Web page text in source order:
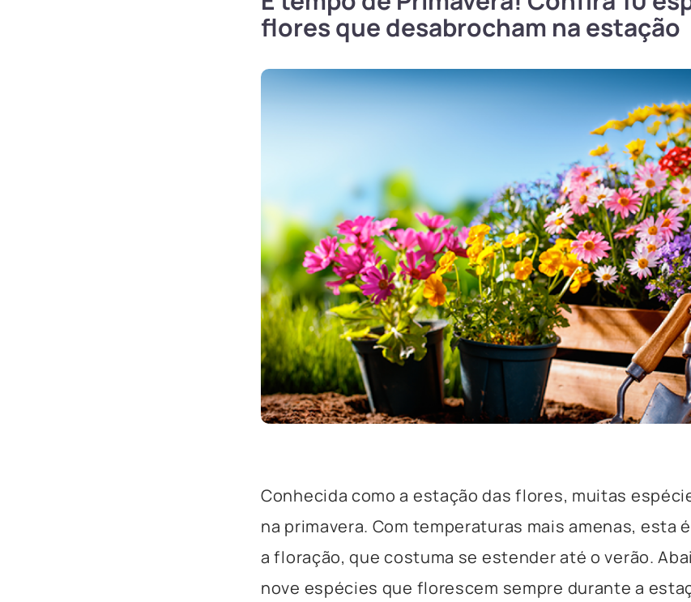
flores que desabrocham na estação
Conhecida como a estação das flores, muitas
na primavera. Com temperaturas mais amenas, esta
a floração, que costuma se estender até o verão.
nove espécies que florescem sempre durante a